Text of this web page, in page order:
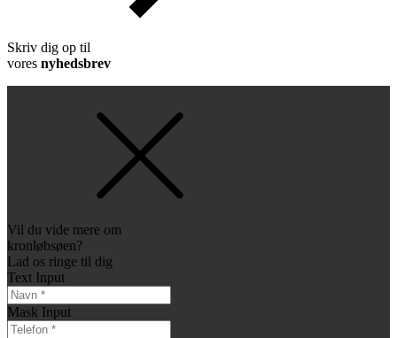
Skriv dig op til
vores nyhedsbrev
Vil du vide mere om
kronløbsøen?
Lad os ringe til dig
Text Input
Mask Input